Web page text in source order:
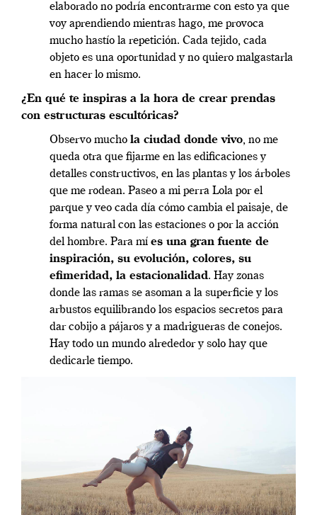
elaborado no podría encontrarme con esto ya que
voy aprendiendo mientras hago, me provoca
mucho hastío la repetición. Cada tejido, cada
objeto es una oportunidad y no quiero malgastarla
en hacer lo mismo.
¿En qué te inspiras a la hora de crear prendas
con estructuras escultóricas?
Observo mucho la ciudad donde vivo, no me
queda otra que fijarme en las edificaciones y
detalles constructivos, en las plantas y los árboles
que me rodean. Paseo a mi perra Lola por el
parque y veo cada día cómo cambia el paisaje, de
forma natural con las estaciones o por la acción
del hombre. Para mí es una gran fuente de
inspiración, su evolución, colores, su
efimeridad, la estacionalidad. Hay zonas
donde las ramas se asoman a la superficie y los
arbustos equilibrando los espacios secretos para
dar cobijo a pájaros y a madrigueras de conejos.
Hay todo un mundo alrededor y solo hay que
dedicarle tiempo.